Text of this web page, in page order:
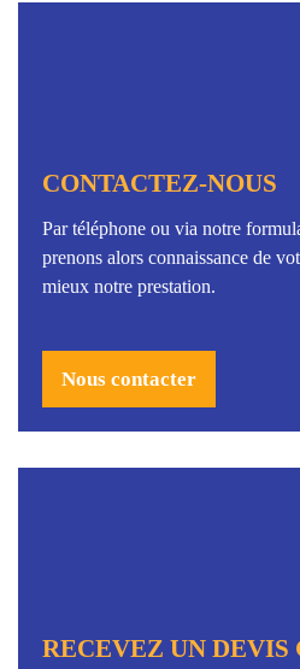
CONTACTEZ-NOUS
Par téléphone ou via notre
prenons alors connaissance de
mieux notre prestation.
Nous contacter
RECEVEZ UN DEVIS